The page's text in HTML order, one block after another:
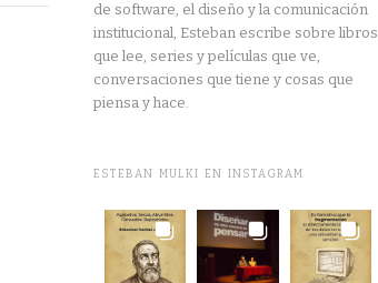
de software, el diseño y la comunicación
institucional, Esteban escribe sobre libros
que lee, series y películas que ve,
conversaciones que tiene y cosas que
piensa y hace.
ESTEBAN MULKI EN INSTAGRAM